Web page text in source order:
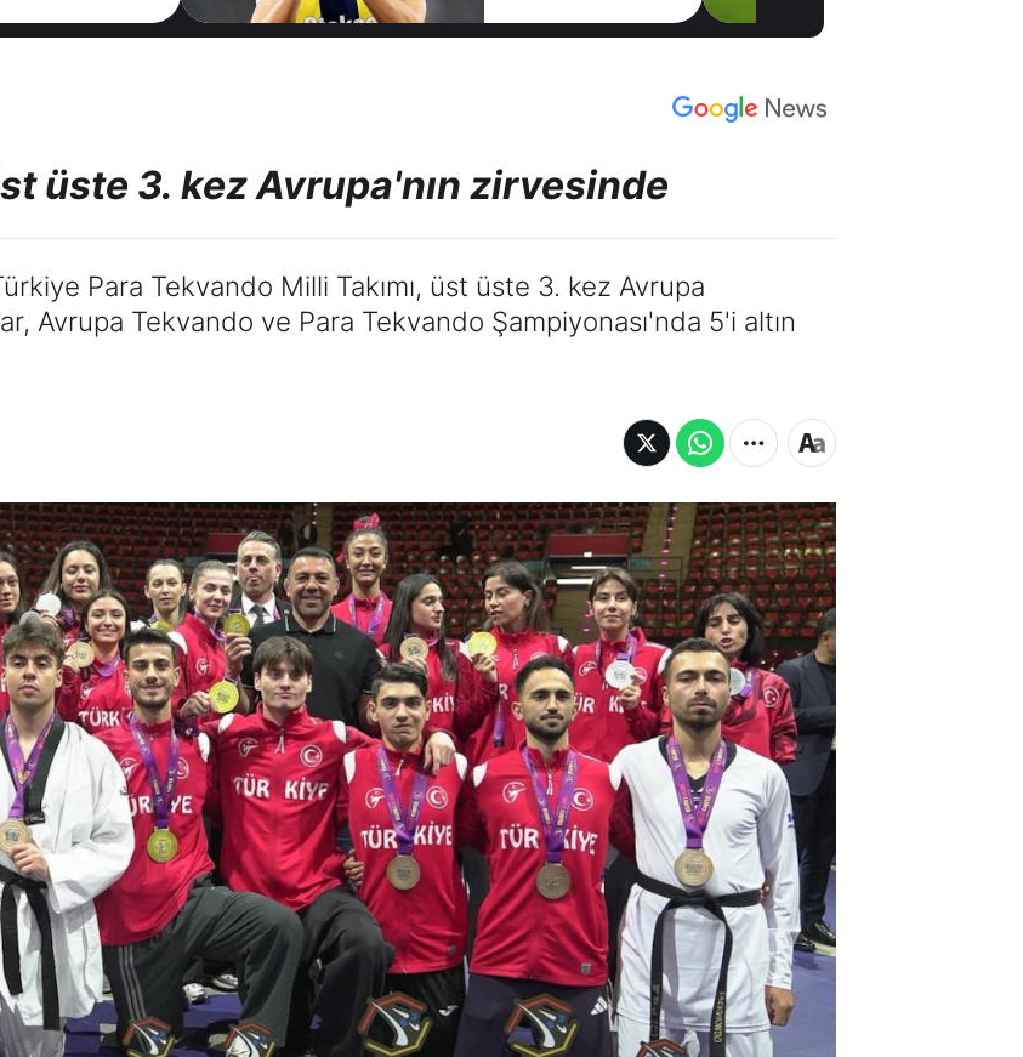
üste 3. kez Avrupa'nın zirvesinde
Para Tekvando Milli Takımı, üst üste 3. kez Avrupa
Avrupa Tekvando ve Para Tekvando Şampiyonası'nda 5'i altın